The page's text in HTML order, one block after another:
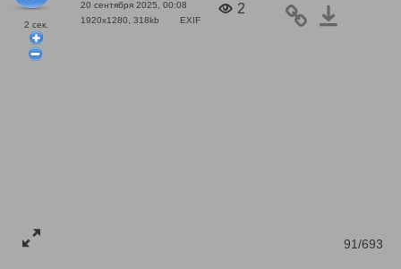
2 сек.
20 сентября 2025, 00:08
1920x1280, 318kb
EXIF
2
91/693